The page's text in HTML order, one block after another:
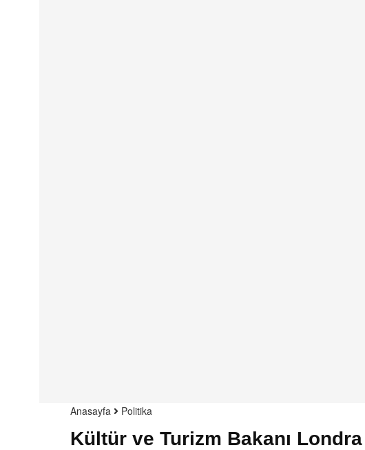
Anasayfa Politika
Kültür ve Turizm Bakanı Londra